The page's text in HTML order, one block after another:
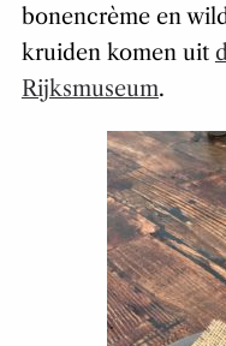
bonencrème en
kruiden komen uit
Rijksmuseum.